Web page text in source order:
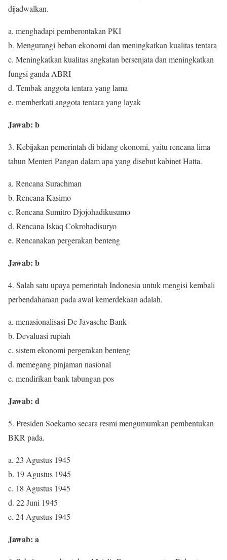
dijadwalkan.
a. menghadapi pemberontakan PKI
b. Mengurangi beban ekonomi dan meningkatkan kualitas tentara
c. Meningkatkan kualitas angkatan bersenjata dan meningkatkan
fungsi ganda ABRI
d. Tembak anggota tentara yang lama
e. memberkati anggota tentara yang layak
Jawab: b
3. Kebijakan pemerintah di bidang ekonomi, yaitu rencana lima
tahun Menteri Pangan dalam apa yang disebut kabinet Hatta.
a. Rencana Surachman
b. Rencana Kasimo
c. Rencana Sumitro Djojohadikusumo
d. Rencana Iskaq Cokrohadisuryo
e. Rencanakan pergerakan benteng
Jawab: b
4. Salah satu upaya pemerintah Indonesia untuk mengisi kembali
perbendaharaan pada awal kemerdekaan adalah.
a. menasionalisasi De Javasche Bank
b. Devaluasi rupiah
c. sistem ekonomi pergerakan benteng
d. memegang pinjaman nasional
e. mendirikan bank tabungan pos
Jawab: d
5. Presiden Soekarno secara resmi mengumumkan pembentukan
BKR pada.
a. 23 Agustus 1945
b. 19 Agustus 1945
c. 18 Agustus 1945
d. 22 Juni 1945
e. 24 Agustus 1945
Jawab: a